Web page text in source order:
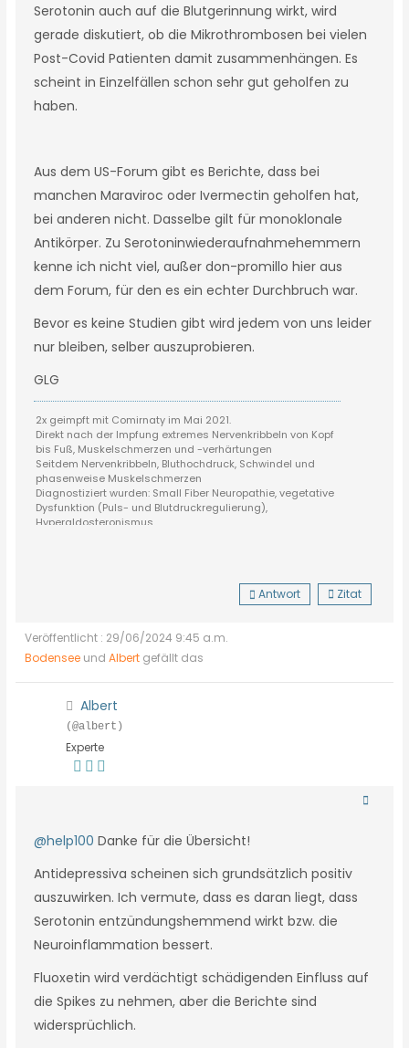
Serotonin auch auf die Blutgerinnung wirkt, wird
gerade diskutiert, ob die Mikrothrombosen bei vielen
Post-Covid Patienten damit zusammenhängen. Es
scheint in Einzelfällen schon sehr gut geholfen zu
haben.
Aus dem US-Forum gibt es Berichte, dass bei
manchen Maraviroc oder Ivermectin geholfen hat,
bei anderen nicht. Dasselbe gilt für monoklonale
Antikörper. Zu Serotoninwiederaufnahmehemmern
kenne ich nicht viel, außer don-promillo hier aus
dem Forum, für den es ein echter Durchbruch war.
Bevor es keine Studien gibt wird jedem von uns leider
nur bleiben, selber auszuprobieren.
GLG
2x geimpft mit Comirnaty im Mai 2021.
Direkt nach der Impfung extremes Nervenkribbeln von Kopf
bis Fuß, Muskelschmerzen und -verhärtungen
Seitdem Nervenkribbeln, Bluthochdruck, Schwindel und
phasenweise Muskelschmerzen
Diagnostiziert wurden: Small Fiber Neuropathie, vegetative
Dysfunktion (Puls- und Blutdruckregulierung),
Hyperaldosteronismus
Antwort Zitat
Veröffentlicht : 29/06/2024 9:45 a.m.
Bodensee undAlbert gefällt das
Albert
(@albert)
Experte
@help100 Danke für die Übersicht!
Antidepressiva scheinen sich grundsätzlich positiv
auszuwirken. Ich vermute, dass es daran liegt, dass
Serotonin entzündungshemmend wirkt bzw. die
Neuroinflammation bessert.
Fluoxetin wird verdächtigt schädigenden Einfluss auf
die Spikes zu nehmen, aber die Berichte sind
widersprüchlich.